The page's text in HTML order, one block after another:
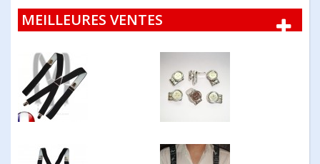
MEILLEURES VENTES